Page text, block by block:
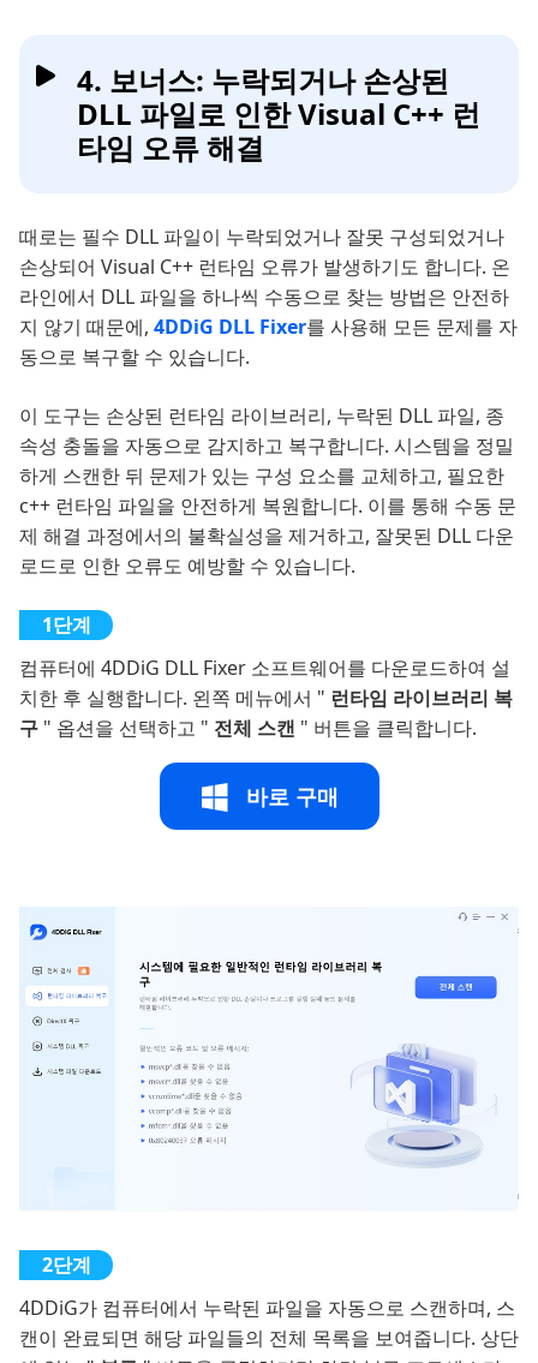
4. 보너스: 누락되거나 손상된
DLL 파일로 인한 Visual C++ 런
타임 오류 해결
때로는 필수 DLL 파일이 누락되었거나 잘못 구성되었거나
손상되어 Visual C++ 런타임 오류가 발생하기도 합니다. 온
라인에서 DLL 파일을 하나씩 수동으로 찾는 방법은 안전하
지 않기 때문에, 4DDiG DLL Fixer를 사용해 모든 문제를 자
동으로 복구할 수 있습니다.
이 도구는 손상된 런타임 라이브러리, 누락된 DLL 파일, 종
속성 충돌을 자동으로 감지하고 복구합니다. 시스템을 정밀
하게 스캔한 뒤 문제가 있는 구성 요소를 교체하고, 필요한
c++ 런타임 파일을 안전하게 복원합니다. 이를 통해 수동 문
제 해결 과정에서의 불확실성을 제거하고, 잘못된 DLL 다운
로드로 인한 오류도 예방할 수 있습니다.
컴퓨터에 4DDiG DLL Fixer 소프트웨어를 다운로드하여 설
치한 후 실행합니다. 왼쪽 메뉴에서 " 런타임 라이브러리 복
구 " 옵션을 선택하고 " 전체 스캔 " 버튼을 클릭합니다.
바로 구매
4DDiG가 컴퓨터에서 누락된 파일을 자동으로 스캔하며, 스
캔이 완료되면 해당 파일들의 전체 목록을 보여줍니다. 상단